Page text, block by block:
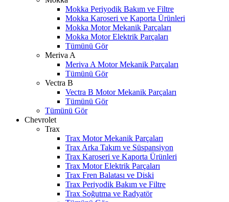
Mokka Periyodik Bakım ve Filtre
Mokka Karoseri ve Kaporta Ürünleri
Mokka Motor Mekanik Parçaları
Mokka Motor Elektrik Parçaları
Tümünü Gör
Meriva A
Meriva A Motor Mekanik Parçaları
Tümünü Gör
Vectra B
Vectra B Motor Mekanik Parçaları
Tümünü Gör
Tümünü Gör
Chevrolet
Trax
Trax Motor Mekanik Parçaları
Trax Arka Takım ve Süspansiyon
Trax Karoseri ve Kaporta Ürünleri
Trax Motor Elektrik Parçaları
Trax Fren Balatası ve Diski
Trax Periyodik Bakım ve Filtre
Trax Soğutma ve Radyatör